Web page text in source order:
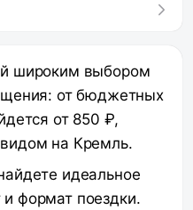
широким выбором
от бюджетных
от 850 ₽,
на Кремль.
идеальное
формат поездки.